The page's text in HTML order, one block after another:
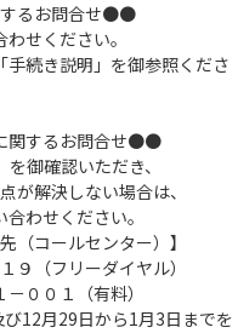
るお問合せ●●
せください。
手続き説明」を御参照くださ
関するお問合せ●●
御確認いただき、
が解決しない場合は、
わせください。
（コールセンター）】
９（フリーダイヤル）
００１（有料）
12月29日から1月3日までを